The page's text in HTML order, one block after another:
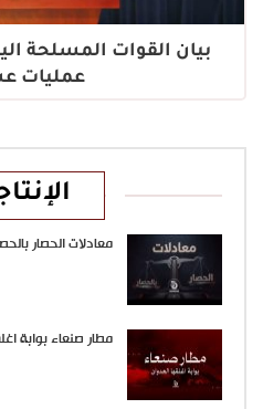
بيان القوات المسلحة
عمليات
معادلات الحصار
مطار صنعاء بوابة